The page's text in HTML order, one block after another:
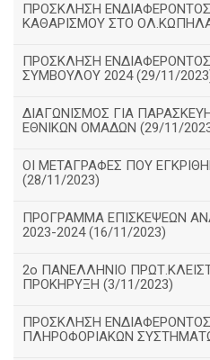
ΠΡΟΣΚΛΗΣΗ ΕΝΔΙΑΦΕΡΟΝΤΟΣ
ΚΑΘΑΡΙΣΜΟΥ ΣΤΟ
ΠΡΟΣΚΛΗΣΗ ΕΝΔΙΑΦΕΡΟΝΤΟΣ
ΣΥΜΒΟΥΛΟΥ 2024 (29/11/
ΔΙΑΓΩΝΙΣΜΟΣ ΓΙΑ
ΕΘΝΙΚΩΝ ΟΜΑΔΩΝ (29/11/
ΟΙ ΜΕΤΑΓΡΑΦΕΣ ΠΟΥ
(28/11/2023)
ΠΡΟΓΡΑΜΜΑ ΕΠΙΣΚΕΨΕΩΝ
2023-2024 (16/11/2023)
2ο ΠΑΝΕΛΛΗΝΙΟ
ΠΡΟΚΗΡΥΞΗ (3/11/2023)
ΠΡΟΣΚΛΗΣΗ
ΠΛΗΡΟΦΟΡΙΑΚΩΝ